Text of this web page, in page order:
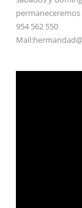
954 562 550